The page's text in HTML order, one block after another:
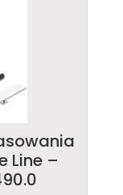
Line –